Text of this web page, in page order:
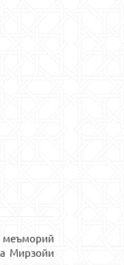
меъморий
Мирзойи